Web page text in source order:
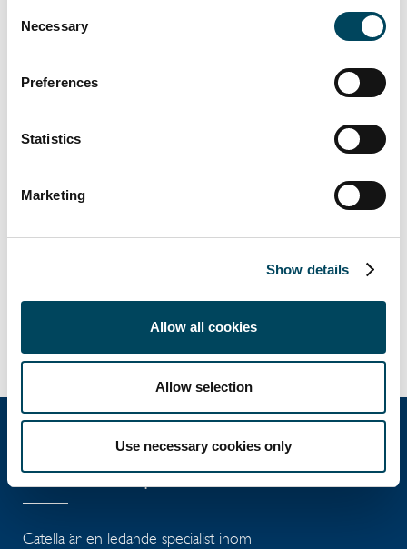
Selection
Necessary
Preferences
Statistics
Marketing
Show details
Allow all cookies
Allow selection
Use necessary cookies only
För ytterligare information, vänligen kontakta:
Catella är en ledande specialist inom
med verksamhet i 12 länder. Koncernen har
över 14 miljarder euro i förvaltat kapital.
Catella Group
Catella är en ledande specialist inom